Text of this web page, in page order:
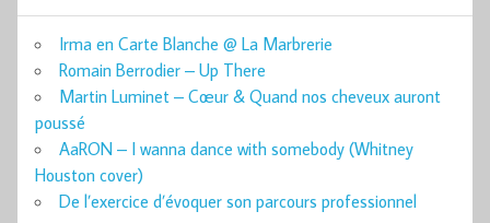
Irma en Carte Blanche @ La Marbrerie
Romain Berrodier – Up There
Martin Luminet – Cœur & Quand nos cheveux auront
poussé
AaRON – I wanna dance with somebody (Whitney
Houston cover)
De l’exercice d’évoquer son parcours professionnel